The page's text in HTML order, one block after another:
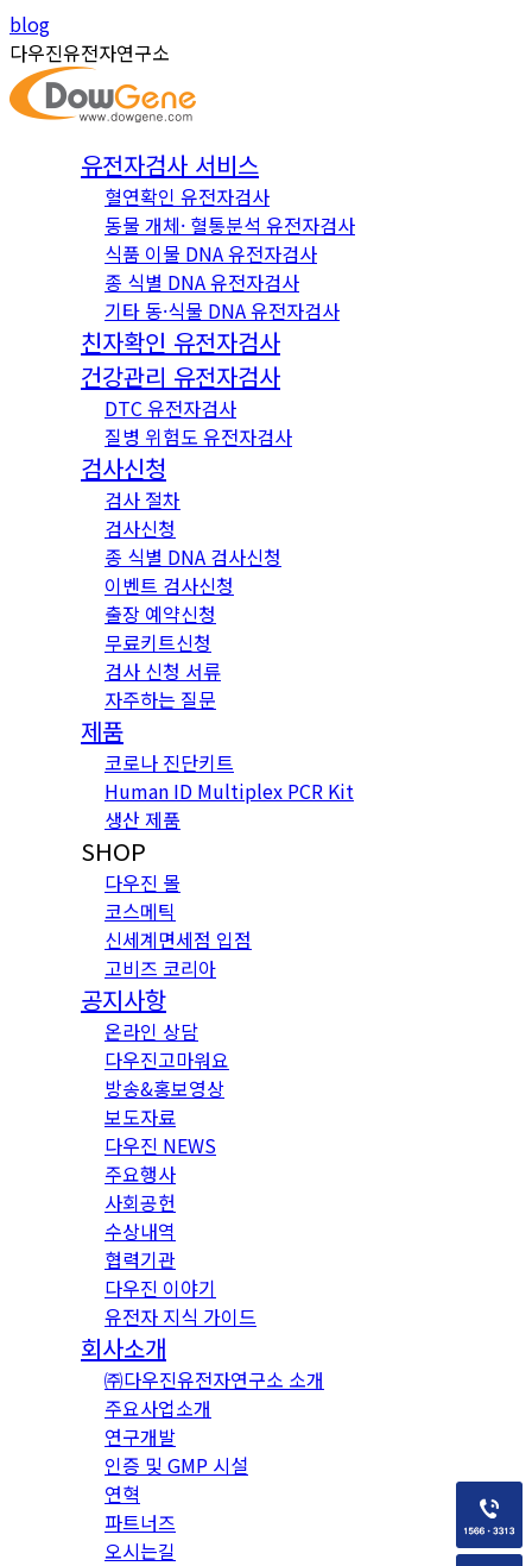
Skip
to
content
Instagram
page
opens
in
YouTube
page
opens
in
blog
다우진유전자연구소
유전자검사 서비스
혈연확인 유전자검사
동물 개체· 혈통분석 유전자검사
식품 이물 DNA 유전자검사
종 식별 DNA 유전자검사
기타 동·식물 DNA 유전자검사
친자확인 유전자검사
건강관리 유전자검사
DTC 유전자검사
질병 위험도 유전자검사
검사신청
검사 절차
검사신청
종 식별 DNA 검사신청
이벤트 검사신청
출장 예약신청
무료키트신청
검사 신청 서류
자주하는 질문
제품
코로나 진단키트
Human ID Multiplex PCR Kit
생산 제품
SHOP
다우진 몰
코스메틱
신세계면세점 입점
고비즈 코리아
공지사항
온라인 상담
다우진고마워요
방송&홍보영상
보도자료
다우진 NEWS
주요행사
사회공헌
수상내역
협력기관
다우진 이야기
유전자 지식 가이드
회사소개
㈜다우진유전자연구소 소개
주요사업소개
연구개발
인증 및 GMP 시설
연혁
파트너즈
오시는길